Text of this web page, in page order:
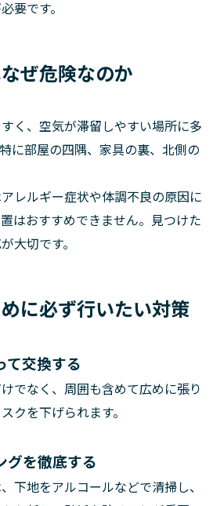
要です。
ぜ危険なのか
く、空気が滞留しやすい場所に多
に部屋の四隅、家具の裏、北側の
レルギー症状や体調不良の原因に
はおすすめできません。見つけた
大切です。
に必ず行いたい対策
て交換する
でなく、周囲も含めて広めに張り
クを下げられます。
グを徹底する
下地をアルコールなどで清掃し、